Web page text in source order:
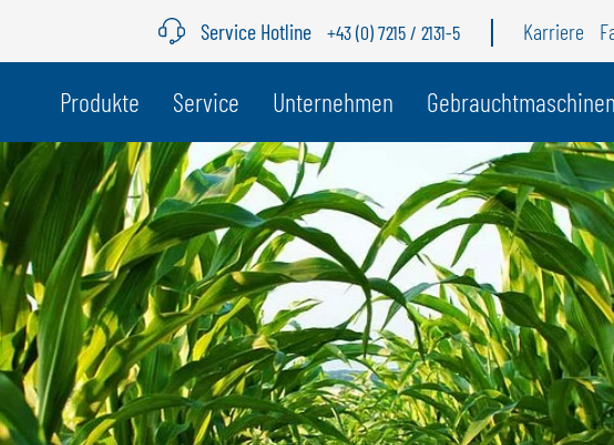
/ Ihr Land
BELGIEN
GÖWEIL BNL
NEDERLANDS
FRANÇAIS
DEUTSCH
Service Hotline +43 (0) 7215 / 2131-5 Karriere
Produkte Service Unternehmen Gebrauchtmaschinen